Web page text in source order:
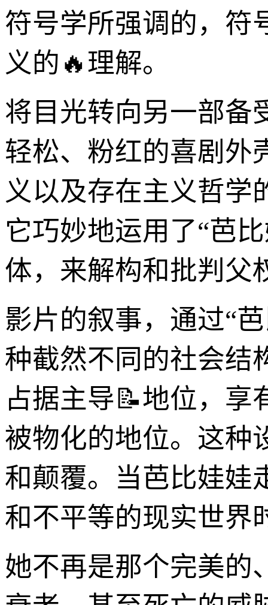
符号学所强调的，符
义的🔥理解。
将目光转向另一部备
轻松、粉红的喜剧外
义以及存在主义哲学
它巧妙地运用了“芭
体，来解构和批判父
影片的叙事，通过“
种截然不同的社会结
占据主导📝地位，享
被物化的地位。这种
和颠覆。当芭比娃娃
和不平等的现实世界
她不再是那个完美的